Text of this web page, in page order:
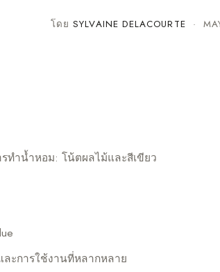
โดยSYLVAINE DELACOURTE ·
ทำน้ำหอม: โน้ตผลไม้และสีเขียว
ละการใช้งานที่หลากหลาย